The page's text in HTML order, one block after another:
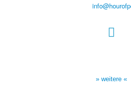
» weitere «